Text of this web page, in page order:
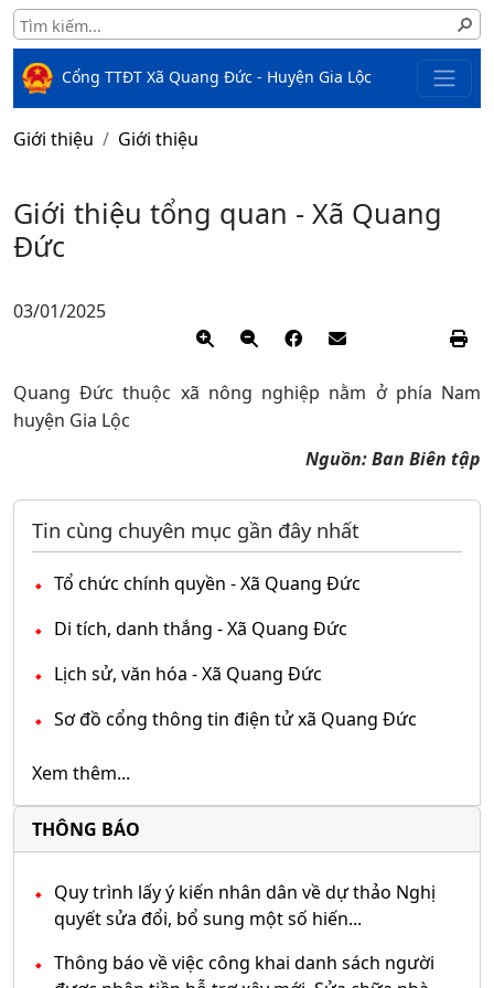
Cổng TTĐT Xã Quang Đức - Huyện Gia Lộc
Giới thiệu Giới thiệu
Giới thiệu tổng quan - Xã Quang
Đức
03/01/2025
Quang Đức thuộc xã nông nghiệp nằm ở phía Nam
huyện Gia Lộc​​
Nguồn:Ban Biên tập
Tin cùng chuyên mục gần đây nhất
Tổ chức chính quyền - Xã Quang Đức
Di tích, danh thắng - Xã Quang Đức
Lịch sử, văn hóa - Xã Quang Đức
Sơ đồ cổng thông tin điện tử xã Quang Đức
Xem thêm...
THÔNG BÁO
Quy trình lấy ý kiến nhân dân về dự thảo Nghị
quyết sửa đổi, bổ sung một số hiến...
Thông báo về việc công khai danh sách người